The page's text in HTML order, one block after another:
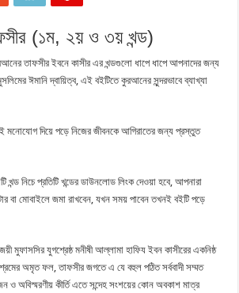
(১ম, ২য় ও ৩য় খন্ড)
তাফসীর ইবনে কাসীর এর খন্ডগুলো ধাপে ধাপে আপনাদের জন্য
ঈমানি দ্বায়িত্ব, এই বইটিতে কুরআনের সুন্দরভাবে ব্যাখ্যা
মনোযোগ দিয়ে পড়ে নিজের জীবনকে আগিরাতের জন্য প্রস্তুত
নিচে প্রতিটি খন্ডের ডাউনলোড লিংক দেওয়া হবে, আপনারা
বা মোবাইলে জমা রাখবেন, যখন সময় পাবেন তখনই বইটি পড়ে
মুফাসসির যুগশ্রেষ্ঠ মনীষী আল্লামা হাফিয ইবন কাসীরের একনিষ্ঠ
অমৃত ফল, তাফসীর জগতে এ যে বহুল পঠিত সর্ববাদী সম্মত
অবিস্মরণীয় কীর্তি এতে সন্দেহ সংশয়ের কোন অবকাশ মাত্র